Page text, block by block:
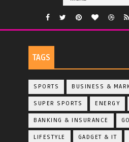
TAGS
SPORTS BUSINESS &
SUPER SPORTS ENERGY
BANKING & INSURANCE
LIFESTYLE GADGET & IT